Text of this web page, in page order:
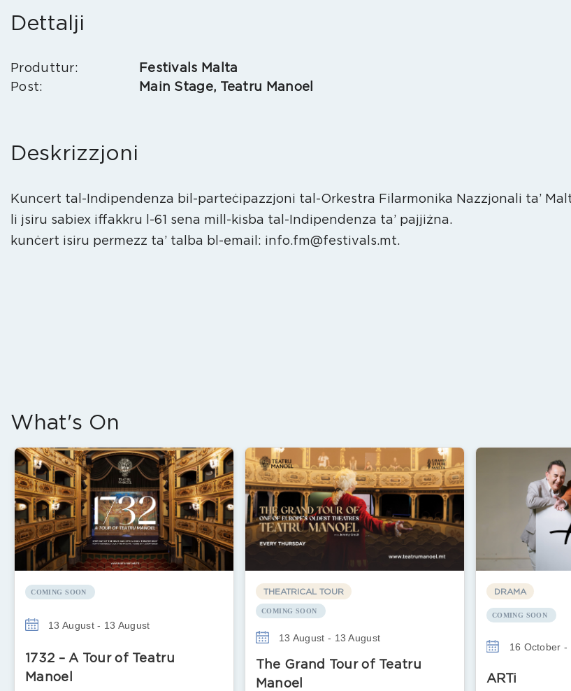
Dettalji
Produttur:
Festivals Malta
Post:
Main Stage, Teatru Manoel
Deskrizzjoni
Kuncert tal-Indipendenza bil-parteċipazzjoni tal-Orkestra Filarmonika Nazzjonali ta’
li jsiru sabiex iffakkru l-61 sena mill-kisba tal-
kunċert isiru permezz ta’ talba bl-email: info.fm@festivals.mt.
What's On
COMING SOON
13 August - 13 August
1732 – A Tour of Teatru
Manoel
THEATRICAL TOUR
COMING SOON
13 August - 13 August
The Grand Tour of Teatru
Manoel
DRAMA
COMING SOON
16 October -
ARTi